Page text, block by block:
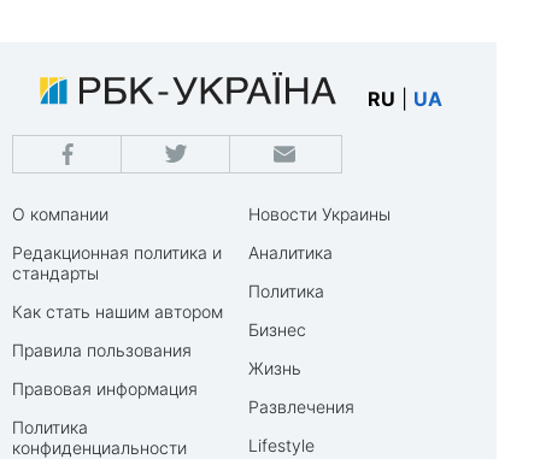
RU UA
О компании
Редакционная политика и
стандарты
Как стать нашим автором
Правила пользования
Правовая информация
Политика
конфиденциальности
Новости Украины
Аналитика
Политика
Бизнес
Жизнь
Развлечения
Lifestyle